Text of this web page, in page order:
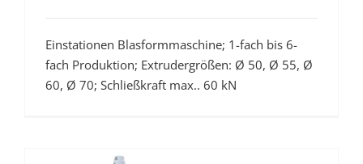
Einstationen Blasformmaschine; 1-fach bis 6-
fach Produktion; Extrudergrößen: Ø 50, Ø 55, Ø
60, Ø 70; Schließkraft max.. 60 kN